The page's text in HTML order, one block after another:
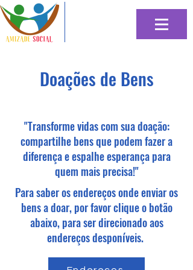
Doações de Bens
"Transforme vidas com sua doação:
compartilhe bens que podem fazer a
diferença e espalhe esperança para
quem mais precisa!"
Para saber os endereços onde enviar os
bens a doar, por favor clique o botão
abaixo, para ser direcionado aos
endereços desponíveis.